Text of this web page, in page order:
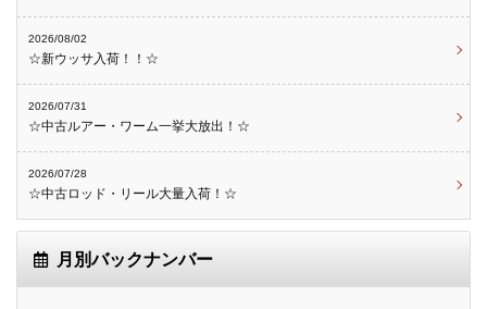
2026/08/02
☆新ウッサ入荷！！☆
2026/07/31
☆中古ルアー・ワーム一挙大放出！☆
2026/07/28
☆中古ロッド・リール大量入荷！☆
月別バックナンバー